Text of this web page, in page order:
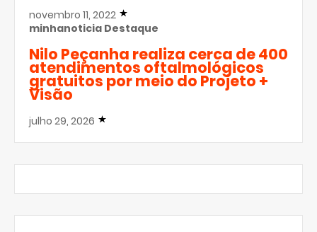
novembro 11, 2022
minhanoticia Destaque
Nilo Peçanha realiza cerca de 400
atendimentos oftalmológicos
gratuitos por meio do Projeto +
Visão
julho 29, 2026